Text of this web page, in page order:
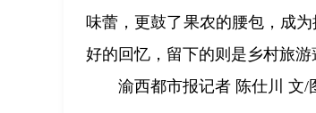
味蕾，更鼓了果农的腰包，成
好的回忆，留下的则是乡村旅游
渝西都市报记者 陈仕川 文/